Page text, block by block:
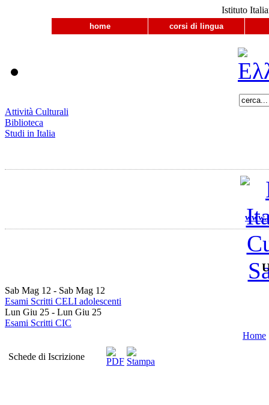
Istituto
home corsi di lingua
Attività Culturali
Biblioteca
Studi in Italia
Sab Mag 12 - Sab Mag 12
Esami Scritti CELI adolescenti
Lun Giu 25 - Lun Giu 25
Esami Scritti CIC
Home
Schede di Iscrizione